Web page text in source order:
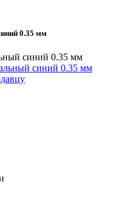
0.35 мм
синий 0.35 мм